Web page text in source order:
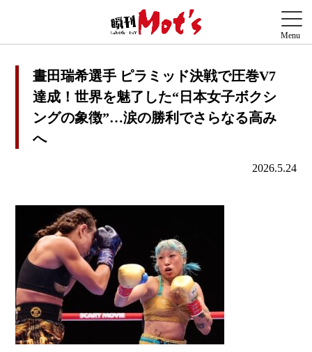
晝田瑞希選手 ピラミッド決戦で圧巻V7
達成！世界を魅了した“日本女子ボクシ
ングの象徴”…涙の勝利でさらなる高み
へ
2026.5.24